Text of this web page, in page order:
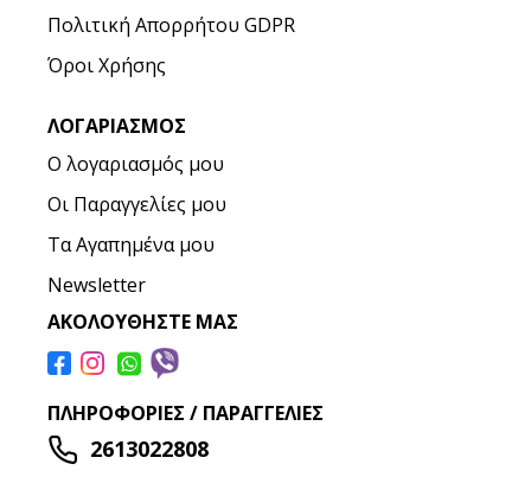
Πολιτική Απορρήτου GDPR
Όροι Χρήσης
ΛΟΓΑΡΙΑΣΜΌΣ
Ο λογαριασμός μου
Οι Παραγγελίες μου
Τα Αγαπημένα μου
Newsletter
ΑΚΟΛΟΥΘΉΣΤΕ ΜΑΣ
ΠΛΗΡΟΦΟΡΊΕΣ / ΠΑΡΑΓΓΕΛΊΕΣ
2613022808